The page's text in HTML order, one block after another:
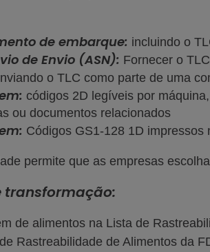
de embarque: incluindo o
de Envio (ASN): Fornecer o
o TLC como parte de uma
códigos 2D legíveis por
ou documentos relacionados
Códigos GS1-128 1D
permite que as empresas
transformação:
de alimentos na Lista de
Rastreabilidade de Alimentos da